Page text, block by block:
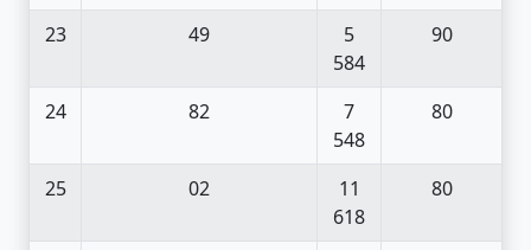
23 49
5
584
90
24 82
7
548
80
25 02
11
618
80